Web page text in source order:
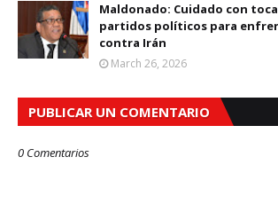
Maldonado: Cuidado con
partidos políticos para
contra Irán
March 26, 2026
PUBLICAR UN COMENTARIO
0 Comentarios